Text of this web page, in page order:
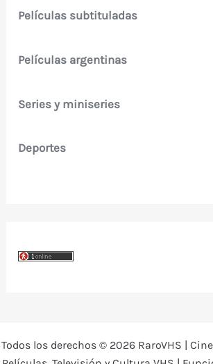
Películas subtituladas
Películas argentinas
Series y miniseries
Deportes
Todos los derechos © 2026 RaroVHS |